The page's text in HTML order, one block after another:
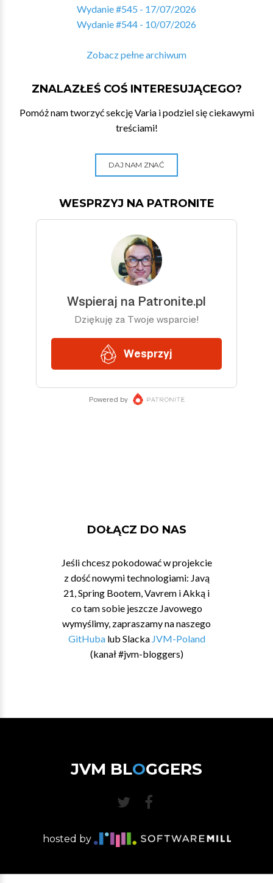
Wydanie #545 - 17/07/2026
Wydanie #544 - 10/07/2026
Zobacz pełne archiwum
ZNALAZŁEŚ COŚ INTERESUJĄCEGO?
Pomóż nam tworzyć sekcję Varia i podziel się ciekawymi
treściami!
DAJ NAM ZNAĆ
WESPRZYJ NA PATRONITE
DOŁĄCZ DO NAS
Jeśli chcesz pokodować w projekcie
z dość nowymi technologiami: Javą
21, Spring Bootem, Vavrem i Akką i
co tam sobie jeszcze Javowego
wymyślimy, zapraszamy na naszego
GitHubalub Slacka JVM-Poland
(kanał #jvm-bloggers)
JVM BLOGGERS
hosted by